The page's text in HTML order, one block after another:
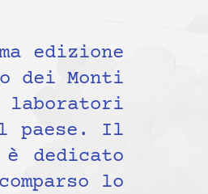
edizione
dei Monti
paese. Il
dedicato
lo